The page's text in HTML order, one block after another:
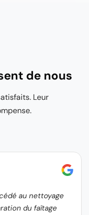
de nous
Leur
au nettoyage
du faîtage